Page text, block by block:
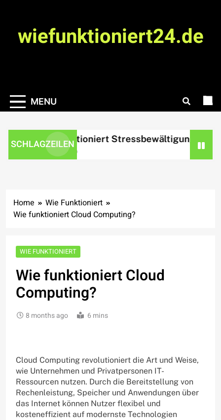
contentwiefunktioniert24.de
MENU
SCHLAGZEILEN
Wie funktioniert Stressbewältigung?
21 hours ago
Home
Wie Funktioniert
Wie funktioniert Cloud Computing?
WIE FUNKTIONIERT
Wie funktioniert Cloud
Computing?
8 months ago 6 mins
Cloud Computing revolutioniert die Art und Weise,
wie Unternehmen und Privatpersonen IT-
Ressourcen nutzen. Durch die Bereitstellung von
Rechenleistung, Speicher und Anwendungen über
das Internet können Nutzer flexibel und
kosteneffizient auf modernste Technologien